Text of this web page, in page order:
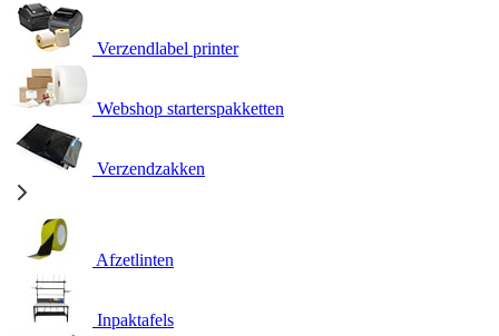
Verzendlabel printer
Webshop starterspakketten
Verzendzakken
Afzetlinten
Inpaktafels